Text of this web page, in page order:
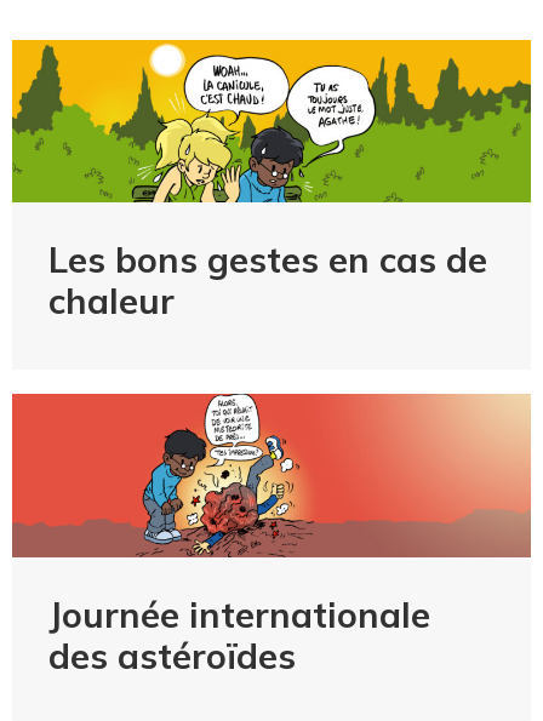
Les bons gestes en cas de
chaleur
Journée internationale
des astéroïdes